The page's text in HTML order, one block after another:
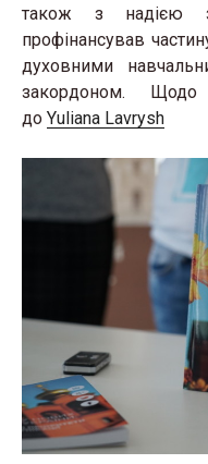
також з надією
профінансував
духовними
закордоном.
до Yuliana Lavrysh